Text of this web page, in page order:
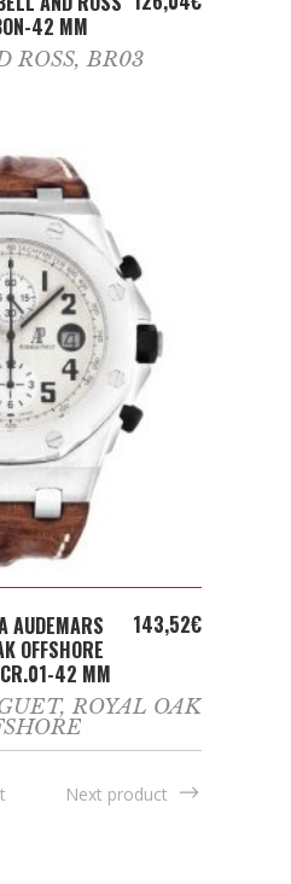
42 MM
ROSS,BR03
TO CART
AUDEMARS
OFFSHORE
42 MM
143,52€
, ROYAL OAK
Next product